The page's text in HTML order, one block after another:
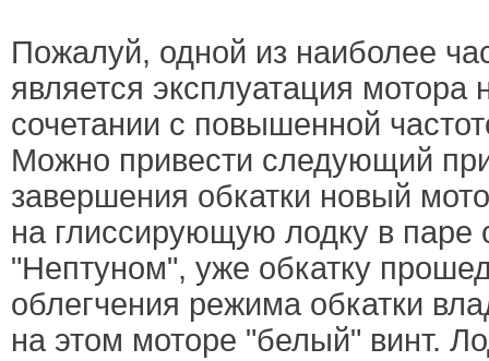
Пожалуй, одной из наиболее
является эксплуатация мотора
сочетании с повышенной
Можно привести следующий
завершения обкатки новый
на глиссирующую лодку в паре
"Нептуном", уже обкатку
облегчения режима обкатки
на этом моторе "белый" винт.